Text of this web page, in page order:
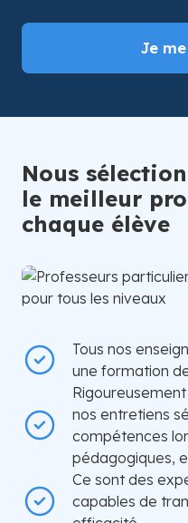
Je
Nous
le meilleur
chaque élève
Tous nos
une formation
nos entretiens
compétences
pédagogiques,
Ce sont des
capables de